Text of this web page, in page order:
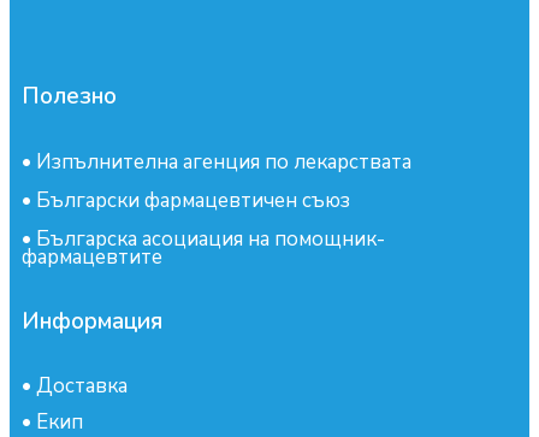
Полезно
• Изпълнителна агенция по лекарствата
• Български фармацевтичен съюз
• Българска асоциация на помощник-
фармацевтите
Информация
• Доставка
• Екип